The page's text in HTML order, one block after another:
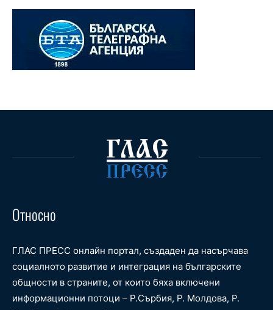
Относно
ГЛАС ПРЕСС онлайн портал, създаден да насърчава
социалното развитие и интеграция на българските
общности в страните, от които бяха включени
информационни потоци – Р.Сърбия, Р. Молдова, Р.